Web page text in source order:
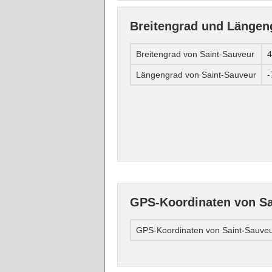
Breitengrad und
Breitengrad von Saint-Sauveur
Längengrad von Saint-Sauveur -
GPS-Koordinaten von
GPS-Koordinaten von Saint-